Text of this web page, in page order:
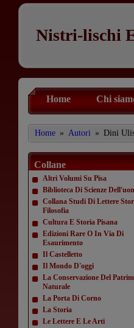
Nistri-lischi
Home Chi
Home » Autori » Dini
Collane
Altri Volumi Su Pisa
Biblioteca Di Scienze
Collana Studi Di Lettere
Filosofia
Cultura E Storia Pisana
Edizioni Rare O In Via Di
Esaurimento
Il Castelletto
Il Mondo D'oggi
La Conservazione Del
Naturale
La Porta Di Corno
La Storia
Le Lettere E Le Arti